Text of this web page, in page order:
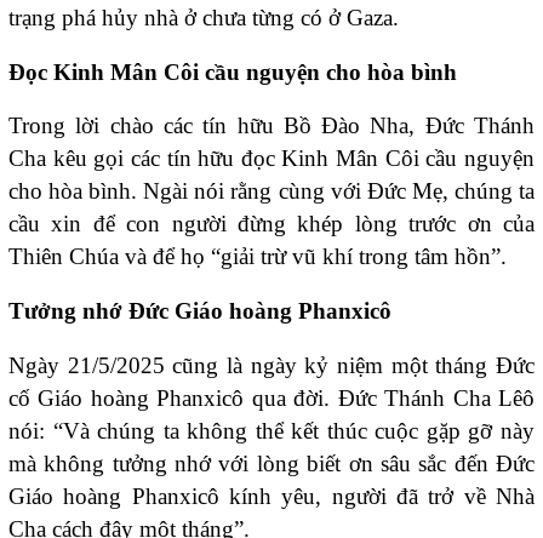
trạng phá hủy nhà ở chưa từng có ở Gaza.
Đọc Kinh Mân Côi cầu nguyện cho hòa bình
Trong lời chào các tín hữu Bồ Đào Nha, Đức Thánh
Cha kêu gọi các tín hữu đọc Kinh Mân Côi cầu nguyện
cho hòa bình. Ngài nói rằng cùng với Đức Mẹ, chúng ta
cầu xin để con người đừng khép lòng trước ơn của
Thiên Chúa và để họ “giải trừ vũ khí trong tâm hồn”.
Tưởng nhớ Đức Giáo hoàng Phanxicô
Ngày 21/5/2025 cũng là ngày kỷ niệm một tháng Đức
cố Giáo hoàng Phanxicô qua đời. Đức Thánh Cha Lêô
nói: “Và chúng ta không thể kết thúc cuộc gặp gỡ này
mà không tưởng nhớ với lòng biết ơn sâu sắc đến Đức
Giáo hoàng Phanxicô kính yêu, người đã trở về Nhà
Cha cách đây một tháng”.